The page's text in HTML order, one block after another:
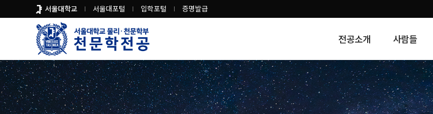
로
뉴
서울대학교 서울대포털 입학포털 증명발급
전공소개 사람들